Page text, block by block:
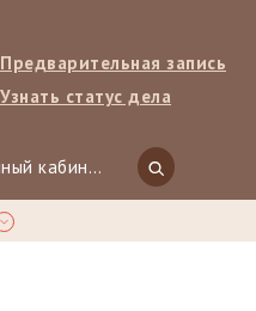
Предварительная запись
Узнать статус дела
Личный кабинет